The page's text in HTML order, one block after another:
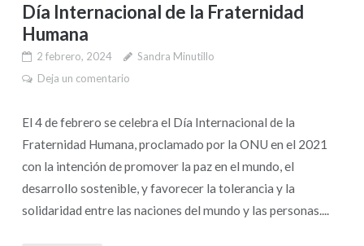
Día Internacional de la Fraternidad
Humana
2 febrero, 2024
Sandra Minutillo
Deja un comentario
El 4 de febrero se celebra el Día Internacional de la
Fraternidad Humana, proclamado por la ONU en el 2021
con la intención de promover la paz en el mundo, el
desarrollo sostenible, y favorecer la tolerancia y la
solidaridad entre las naciones del mundo y las personas....